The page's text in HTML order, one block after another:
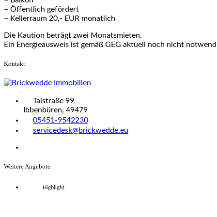
– Öffentlich gefördert
– Kellerraum 20,- EUR monatlich
Die Kaution beträgt zwei Monatsmieten.
Ein Energieausweis ist gemäß GEG aktuell noch nicht
Kontakt
Talstraße 99
Ibbenbüren, 49479
05451-9542230
servicedesk@brickwedde.eu
Weitere Angebote
Highlight